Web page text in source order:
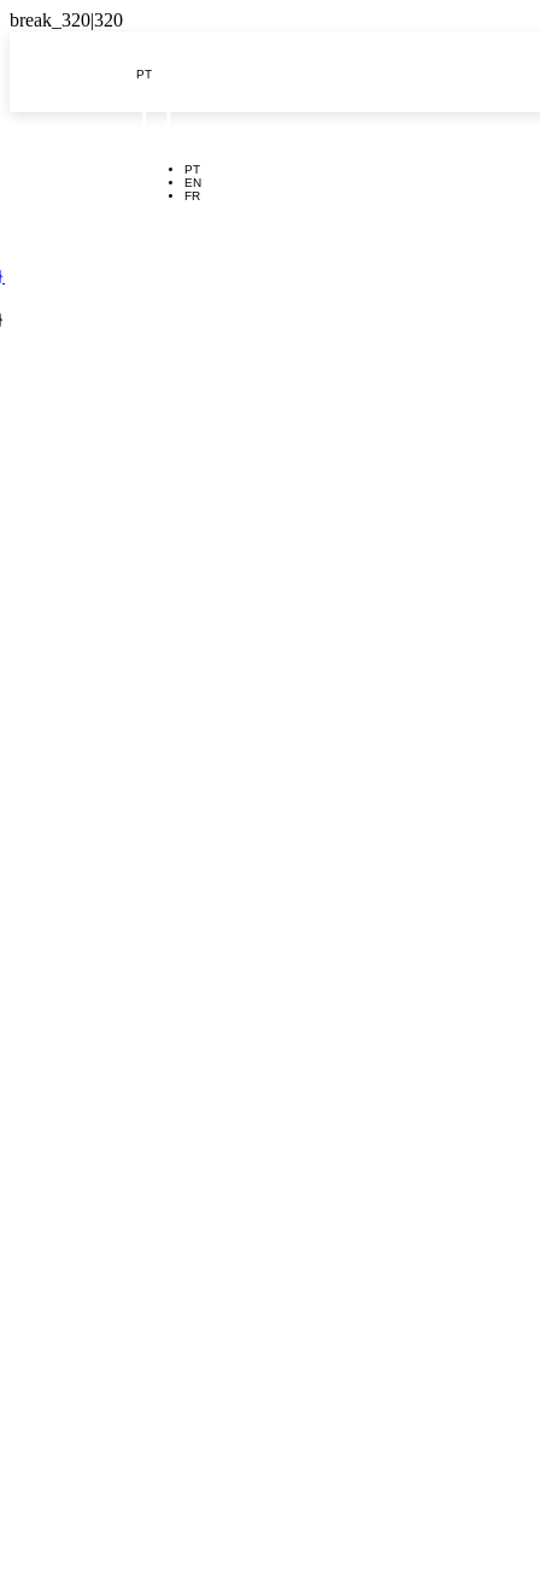
PT
PT
EN
FR